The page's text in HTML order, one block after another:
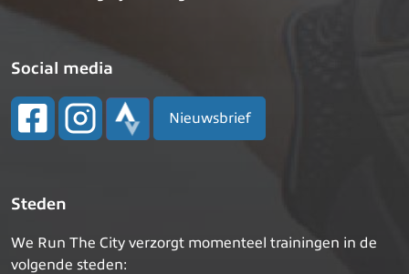
Social media
Nieuwsbrief
Steden
We Run The City verzorgt momenteel trainingen in de
volgende steden: